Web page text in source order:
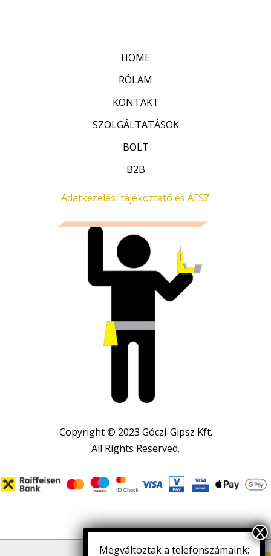
HOME
RÓLAM
KONTAKT
SZOLGÁLTATÁSOK
BOLT
B2B
Adatkezelési tájékoztató és ÁFSZ
Copyright © 2023 Góczi-Gipsz Kft.
All Rights Reserved.
Megváltoztak a telefonszámaink: